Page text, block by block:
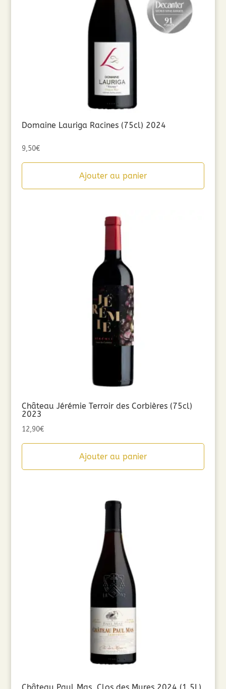
Domaine Lauriga Racines (75cl) 2024
9,50€
Ajouter au panier
Château Jérémie Terroir des Corbières (75cl)
2023
12,90€
Ajouter au panier